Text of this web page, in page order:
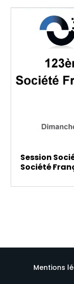
Session
Société
Mentions